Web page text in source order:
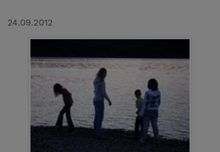
24.09.2012